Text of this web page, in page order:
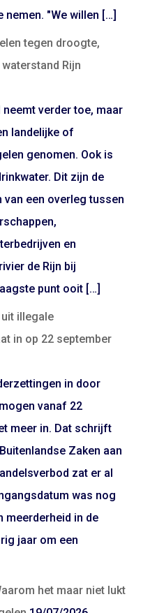
nemen. "We willen […]
tegen droogte,
Rijn
verder toe, maar
landelijke of
genomen. Ook is
Dit zijn de
een overleg tussen
en
de Rijn bij
punt ooit […]
illegale
in op 22 september
in door
vanaf 22
meer in. Dat schrijft
Zaken aan
zat er al
was nog
meerderheid in de
jaar om een
het maar niet lukt